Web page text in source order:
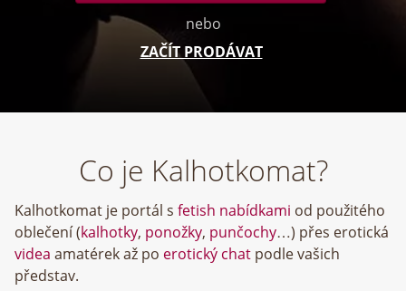
nebo
ZAČÍT PRODÁVAT
Co je Kalhotkomat?
Kalhotkomat je portál s fetish nabídkami od použitého
oblečení (kalhotky, ponožky, punčochy…) přes erotická
videa amatérek až po erotický chat podle vašich
představ.